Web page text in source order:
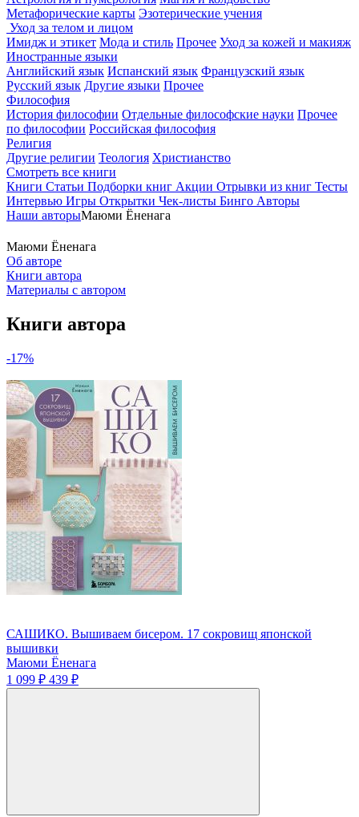
Метафорические карты Эзотерические учения
Уход за телом и лицом
Имидж и этикет Мода и стиль Прочее Уход за кожей и макияж
Иностранные языки
Английский язык Испанский язык Французский язык
Русский язык Другие языки Прочее
Философия
История философии Отдельные философские науки Прочее
по философии Российская философия
Религия
Другие религии Теология Христианство
Смотреть все книги
Книги Статьи Подборки книг Акции Отрывки из книг Тесты
Интервью Игры Открытки Чек-листы Бинго Авторы
Наши авторыМаюми Ёненага
Маюми Ёненага
Об авторе
Книги автора
Материалы с автором
Книги автора
-17%
САШИКО. Вышиваем бисером. 17 сокровищ японской
вышивки
Маюми Ёненага
1 099 ₽ 439 ₽